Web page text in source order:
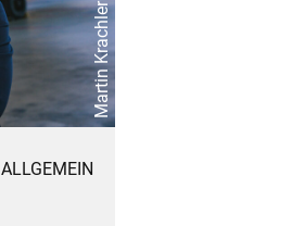
Martin Krachler
ALLGEMEIN